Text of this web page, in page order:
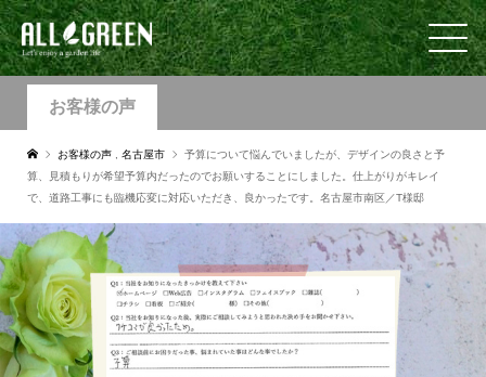
お客様の声
お客様の声 名古屋市
予算について悩んでいましたが、デザインの良さと予
算、見積もりが希望予算内だったのでお願いすることにしました。仕上がりがキレイ
で、道路工事にも臨機応変に対応いただき、良かったです。名古屋市南区／T様邸